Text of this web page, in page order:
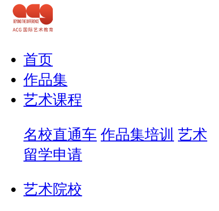
首页
作品集
艺术课程
名校直通车 作品集培训 艺术
留学申请
艺术院校